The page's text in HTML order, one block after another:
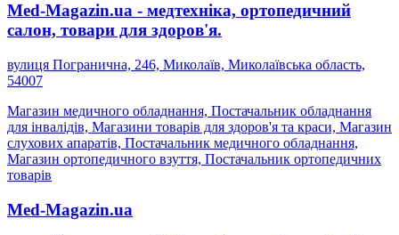
Med-Magazin.ua - медтехніка, ортопедичний
салон, товари для здоров'я.
вулиця Погранична, 246, Миколаїв, Миколаївська область,
54007
Магазин медичного обладнання, Постачальник обладнання
для інвалідів, Магазини товарів для здоров'я та краси, Магазин
слухових апаратів, Постачальник медичного обладнання,
Магазин ортопедичного взуття, Постачальник ортопедичних
товарів
Med-Magazin.ua